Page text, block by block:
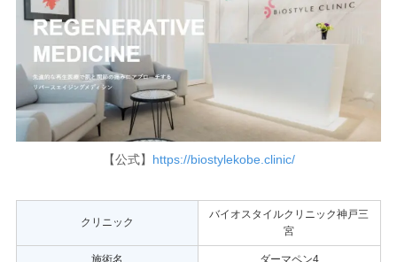
【公式】 https://biostylekobe.clinic/
クリニック
バイオスタイルクリニック神戸三
宮